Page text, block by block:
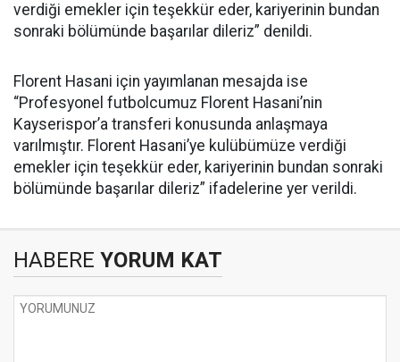
verdiği emekler için teşekkür eder, kariyerinin bundan
sonraki bölümünde başarılar dileriz” denildi.
Florent Hasani için yayımlanan mesajda ise
“Profesyonel futbolcumuz Florent Hasani’nin
Kayserispor’a transferi konusunda anlaşmaya
varılmıştır. Florent Hasani’ye kulübümüze verdiği
emekler için teşekkür eder, kariyerinin bundan sonraki
bölümünde başarılar dileriz” ifadelerine yer verildi.
HABERE YORUM KAT